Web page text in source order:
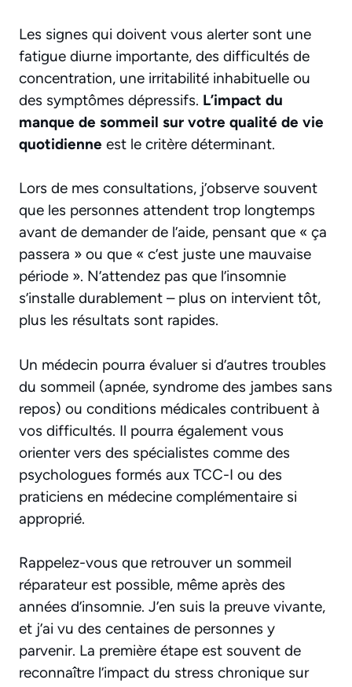
Les signes qui doivent vous alerter sont une
fatigue diurne importante, des difficultés de
concentration, une irritabilité inhabituelle ou
des symptômes dépressifs. L’impact du
manque de sommeil sur votre qualité de vie
quotidienne est le critère déterminant.
Lors de mes consultations, j’observe souvent
que les personnes attendent trop longtemps
avant de demander de l’aide, pensant que « ça
passera » ou que « c’est juste une mauvaise
période ». N’attendez pas que l’insomnie
s’installe durablement – plus on intervient tôt,
plus les résultats sont rapides.
Un médecin pourra évaluer si d’autres troubles
du sommeil (apnée, syndrome des jambes sans
repos) ou conditions médicales contribuent à
vos difficultés. Il pourra également vous
orienter vers des spécialistes comme des
psychologues formés aux TCC-I ou des
praticiens en médecine complémentaire si
approprié.
Rappelez-vous que retrouver un sommeil
réparateur est possible, même après des
années d’insomnie. J’en suis la preuve vivante,
et j’ai vu des centaines de personnes y
parvenir. La première étape est souvent de
reconnaître l’impact du stress chronique sur